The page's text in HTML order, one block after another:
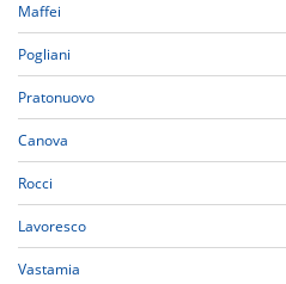
Maffei
Pogliani
Pratonuovo
Canova
Rocci
Lavoresco
Vastamia